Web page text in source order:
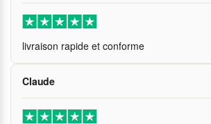
livraison rapide et conforme
Claude